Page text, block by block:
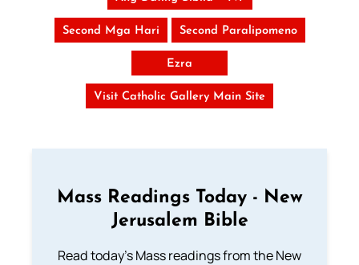
Second Mga Hari Second Paralipomeno
Ezra
Visit Catholic Gallery Main Site
Mass Readings Today - New
Jerusalem Bible
Read today's Mass readings from the New